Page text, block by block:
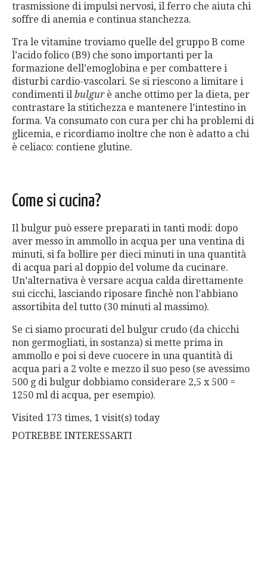
trasmissione di impulsi nervosi, il ferro che aiuta chi
soffre di anemia e continua stanchezza.
Tra le vitamine troviamo quelle del gruppo B come
l’acido folico (B9) che sono importanti per la
formazione dell’emoglobina e per combattere i
disturbi cardio-vascolari. Se si riescono a limitare i
condimenti il bulgurè anche ottimo per la dieta, per
contrastare la stitichezza e mantenere l’intestino in
forma. Va consumato con cura per chi ha problemi di
glicemia, e ricordiamo inoltre che non è adatto a chi
è celiaco: contiene glutine.
Come si cucina?
Il bulgur può essere preparati in tanti modi: dopo
aver messo in ammollo in acqua per una ventina di
minuti, si fa bollire per dieci minuti in una quantità
di acqua pari al doppio del volume da cucinare.
Un’alternativa è versare acqua calda direttamente
sui cicchi, lasciando riposare finchè non l’abbiano
assortibita del tutto (30 minuti al massimo).
Se ci siamo procurati del bulgur crudo (da chicchi
non germogliati, in sostanza) si mette prima in
ammollo e poi si deve cuocere in una quantità di
acqua pari a 2 volte e mezzo il suo peso (se avessimo
500 g di bulgur dobbiamo considerare 2,5 x 500 =
1250 ml di acqua, per esempio).
Visited 173 times, 1 visit(s) today
POTREBBE INTERESSARTI